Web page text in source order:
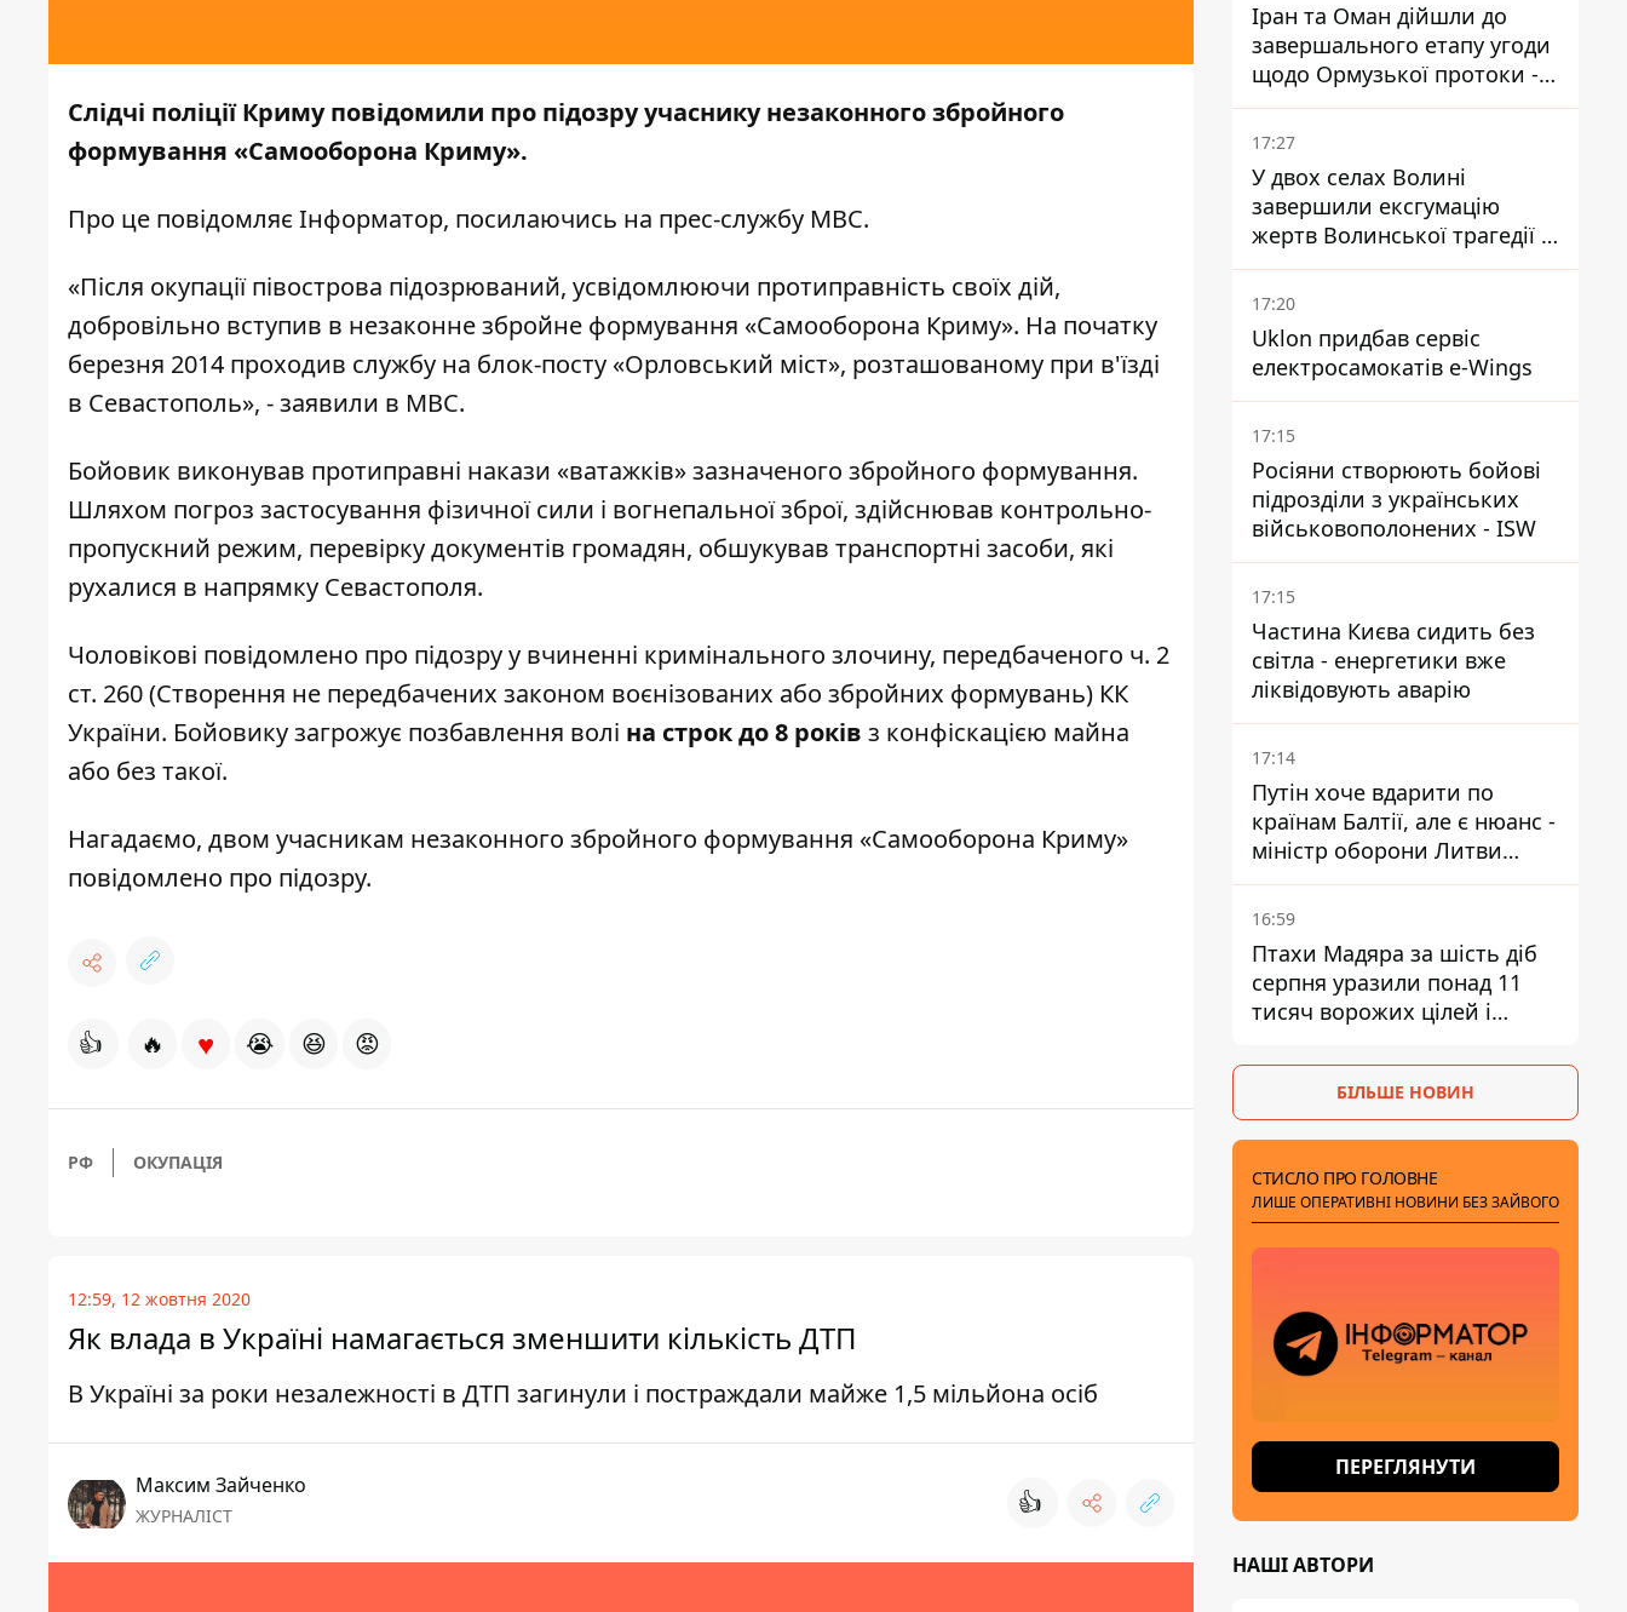
Слідчі поліції Криму повідомили про підозру учаснику незаконного збройного
формування «Самооборона Криму».
Про це повідомляє Інформатор, посилаючись на прес-службу МВС.
«Після окупації півострова підозрюваний, усвідомлюючи протиправність своїх дій,
добровільно вступив в незаконне збройне формування «Самооборона Криму». На початку
березня 2014 проходив службу на блок-посту «Орловський міст», розташованому при в'їзді
в Севастополь», - заявили в МВС.
Бойовик виконував протиправні накази «ватажків» зазначеного збройного формування.
Шляхом погроз застосування фізичної сили і вогнепальної зброї, здійснював контрольно-
пропускний режим, перевірку документів громадян, обшукував транспортні засоби, які
рухалися в напрямку Севастополя.
Чоловікові повідомлено про підозру у вчиненні кримінального злочину, передбаченого ч. 2
ст. 260 (Створення не передбачених законом воєнізованих або збройних формувань) КК
України. Бойовику загрожує позбавлення волі на строк до 8 років з конфіскацією майна
або без такої.
Нагадаємо, двом учасникам незаконного збройного формування «Самооборона Криму»
повідомлено про підозру.
👍 🔥 ♥ 😭 😆 😡
РФ ОКУПАЦІЯ
12:59, 12 жовтня 2020
Як влада в Україні намагається зменшити кількість ДТП
В Україні за роки незалежності в ДТП загинули і постраждали майже 1,5 мільйона осіб
Максим Зайченко
ЖУРНАЛІСТ 👍
Іран та Оман дійшли до
завершального етапу угоди
щодо Ормузької протоки -
укладення залежить від
зняття блокади США
17:27
У двох селах Волині
завершили ексгумацію
жертв Волинської трагедії -
знайшли останки 54 поляків
17:20
Uklon придбав сервіс
електросамокатів e-Wings
17:15
Росіяни створюють бойові
підрозділи з українських
військовополонених - ISW
17:15
Частина Києва сидить без
світла - енергетики вже
ліквідовують аварію
17:14
Путін хоче вдарити по
країнам Балтії, але є нюанс -
міністр оборони Литви
зробив заяву
16:59
Птахи Мадяра за шість діб
серпня уразили понад 11
тисяч ворожих цілей і
тисяч окупантів
БІЛЬШЕ НОВИН
СТИСЛО ПРО ГОЛОВНЕ
ЛИШЕ ОПЕРАТИВНІ НОВИНИ БЕЗ ЗАЙВОГО
ПЕРЕГЛЯНУТИ
НАШІ АВТОРИ